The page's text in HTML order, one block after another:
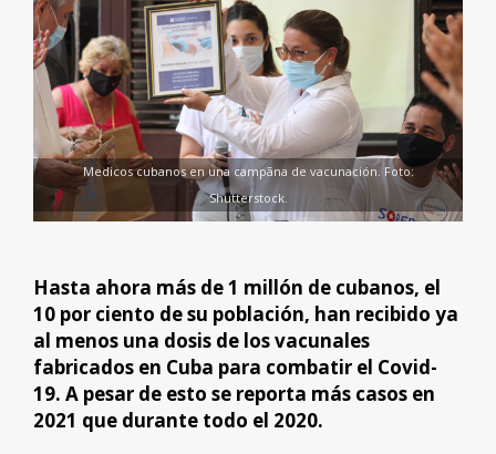
Medicos cubanos en una campãna de vacunación. Foto:
Shutterstock.
Hasta ahora más de 1 millón de cubanos, el
10 por ciento de su población, han recibido ya
al menos una dosis de los vacunales
fabricados en Cuba para combatir el Covid-
19. A pesar de esto se reporta más casos en
2021 que durante todo el 2020.